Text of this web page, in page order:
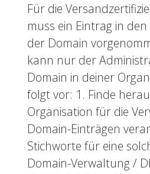
Für die
muss ein Eintrag in den
der Domain
kann nur der
Domain in deiner
folgt vor: 1. Finde
Organisation für die
Domain-Einträgen
Stichworte für eine
Domain-Verwaltung /